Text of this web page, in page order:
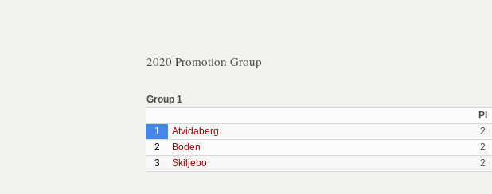
2020 Promotion Group
Group 1
Pl
1
Atvidaberg 2
2
Boden 2
3
Skiljebo 2